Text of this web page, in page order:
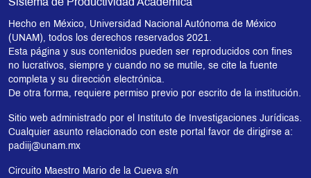
Sistema de Productividad Académica
Hecho en México, Universidad Nacional Autónoma de México
(UNAM), todos los derechos reservados 2021.
Esta página y sus contenidos pueden ser reproducidos con fines
no lucrativos, siempre y cuando no se mutile, se cite la fuente
completa y su dirección electrónica.
De otra forma, requiere permiso previo por escrito de la institución.
Sitio web administrado por el Instituto de Investigaciones Jurídicas.
Cualquier asunto relacionado con este portal favor de dirigirse a:
padiij@unam.mx
Circuito Maestro Mario de la Cueva s/n